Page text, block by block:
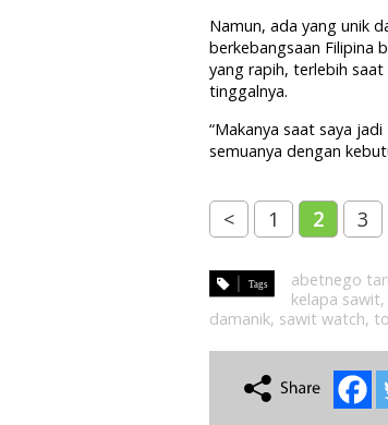
Namun, ada yang unik
berkebangsaan Filipina
yang rapih, terlebih saat
tinggalnya.
“Makanya saat saya
semuanya dengan
< 1 2 3
abetnego
kelapa sawit,
damanik, sawit watch,